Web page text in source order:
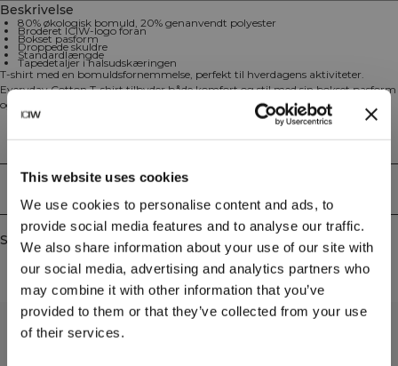
This website uses cookies
We use cookies to personalise content and ads, to
provide social media features and to analyse our traffic.
We also share information about your use of our site with
our social media, advertising and analytics partners who
may combine it with other information that you’ve
provided to them or that they’ve collected from your use
of their services.
Beskrivelse
80% økologisk bomuld, 20% genanvendt polyester
Broderet ICIW-logo foran
Bokset pasform
Droppede skuldre
Standardlængde
Tapedetaljer i halsudskæringen
T-shirt med en bomuldsfornemmelse, perfekt til hverdagens aktiviteter.
Everyday Cotton T-shirt tilbyder både komfort og stil med sin bokset pasform
og en blød blanding af økologisk bomuld og genanvendt polyester.
Halsudskæringen har tapedetaljer, og det broderede ICIW-logo foran giver
Technical Aspects
Similar products